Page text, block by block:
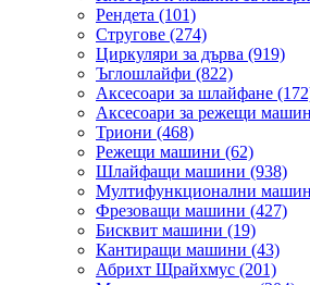
Рендета (101)
Стругове (274)
Циркуляри за дърва (919)
Ъглошлайфи (822)
Аксесоари за шлайфане
Аксесоари за режещи
Триони (468)
Режещи машини (62)
Шлайфащи машини (938)
Мултифункционални
Фрезоващи машини (427)
Бисквит машини (19)
Кантиращи машини (43)
Абрихт Щрайхмус (201)